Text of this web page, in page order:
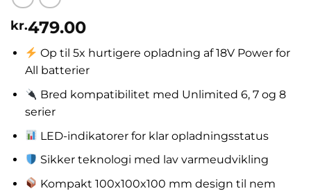
kr.479.00
Op til 5x hurtigere opladning af 18V Power for
All batterier
Bred kompatibilitet med Unlimited 6, 7 og 8
serier
LED-indikatorer for klar opladningsstatus
Sikker teknologi med lav varmeudvikling
Kompakt 100x100x100 mm design til nem